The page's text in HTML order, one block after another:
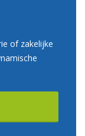
of zakelijke